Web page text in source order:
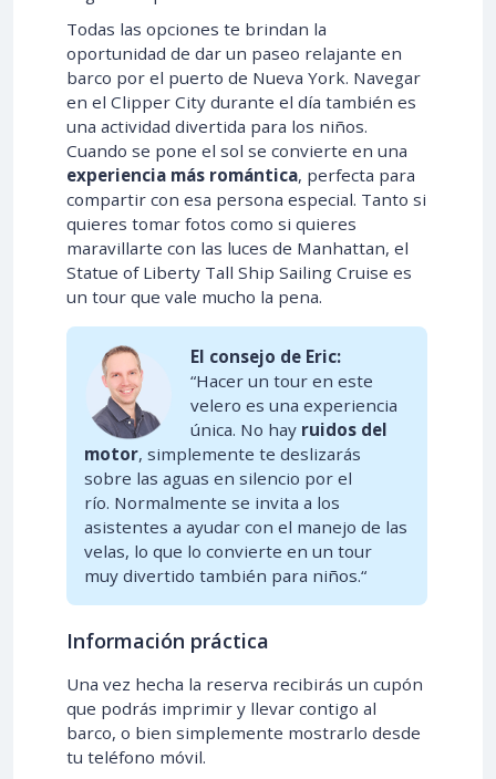
Todas las opciones te brindan la
oportunidad de dar un paseo relajante en
barco por el puerto de Nueva York. Navegar
en el Clipper City durante el día también es
una actividad divertida para los niños.
Cuando se pone el sol se convierte en una
experiencia más romántica, perfecta para
compartir con esa persona especial. Tanto si
quieres tomar fotos como si quieres
maravillarte con las luces de Manhattan, el
Statue of Liberty Tall Ship Sailing Cruise es
un tour que vale mucho la pena.
El consejo de Eric:
“Hacer un tour en este
velero es una experiencia
única. No hay ruidos del
motor, simplemente te deslizarás
sobre las aguas en silencio por el
río. Normalmente se invita a los
asistentes a ayudar con el manejo de las
velas, lo que lo convierte en un tour
muy divertido también para niños.“
Información práctica
Una vez hecha la reserva recibirás un cupón
que podrás imprimir y llevar contigo al
barco, o bien simplemente mostrarlo desde
tu teléfono móvil.